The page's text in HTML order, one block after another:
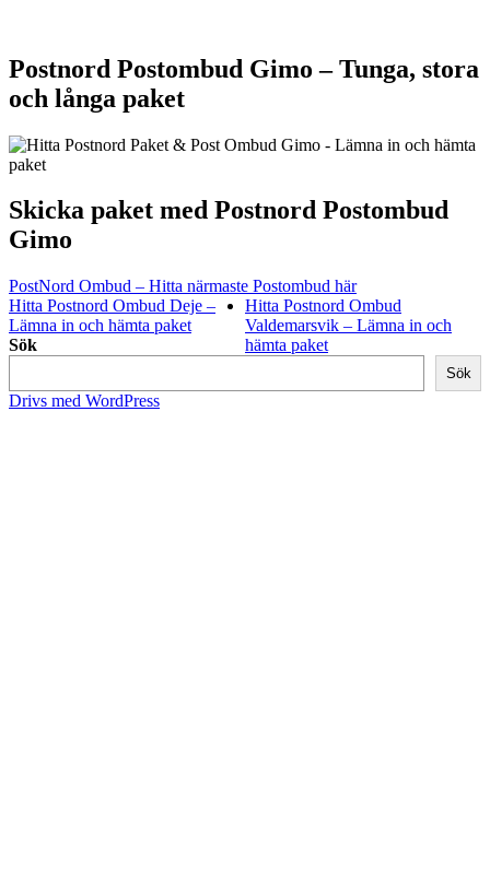
Postnord Postombud Gimo – Tunga, stora
och långa paket
Skicka paket med Postnord Postombud
Gimo
PostNord Ombud – Hitta närmaste Postombud här
Hitta Postnord Ombud Deje –
Lämna in och hämta paket
Hitta Postnord Ombud
Valdemarsvik – Lämna in och
hämta paket
Sök
Sök
Drivs med WordPress